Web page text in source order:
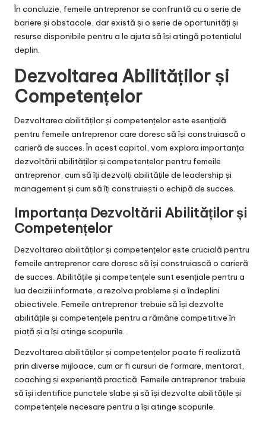
În concluzie, femeile antreprenor se confruntă cu o serie de
bariere și obstacole, dar există și o serie de oportunități și
resurse disponibile pentru a le ajuta să își atingă potențialul
deplin.
Dezvoltarea Abilităților și
Competențelor
Dezvoltarea abilităților și competențelor este esențială
pentru femeile antreprenor care doresc să își construiască o
carieră de succes. În acest capitol, vom explora importanța
dezvoltării abilităților și competențelor pentru femeile
antreprenor, cum să îți dezvolți abilitățile de leadership și
management și cum să îți construiești o echipă de succes.
Importanța Dezvoltării Abilităților și
Competențelor
Dezvoltarea abilităților și competențelor este crucială pentru
femeile antreprenor care doresc să își construiască o carieră
de succes. Abilitățile și competențele sunt esențiale pentru a
lua decizii informate, a rezolva probleme și a îndeplini
obiectivele. Femeile antreprenor trebuie să își dezvolte
abilitățile și competențele pentru a rămâne competitive în
piață și a își atinge scopurile.
Dezvoltarea abilităților și competențelor poate fi realizată
prin diverse mijloace, cum ar fi cursuri de formare, mentorat,
coaching și experiență practică. Femeile antreprenor trebuie
să își identifice punctele slabe și să își dezvolte abilitățile și
competențele necesare pentru a își atinge scopurile.